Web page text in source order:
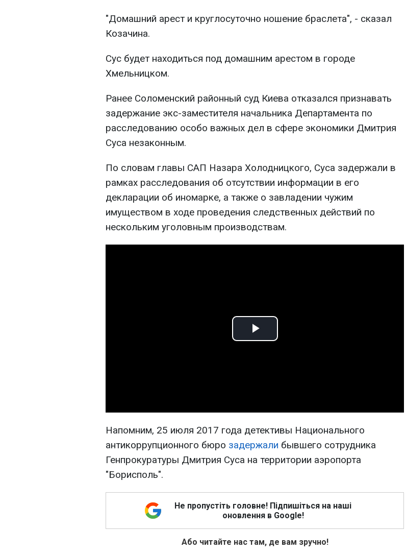
"Домашний арест и круглосуточно ношение браслета", - сказал
Козачина.
Сус будет находиться под домашним арестом в городе
Хмельницком.
Ранее Соломенский районный суд Киева отказался признавать
задержание экс-заместителя начальника Департамента по
расследованию особо важных дел в сфере экономики Дмитрия
Суса незаконным.
По словам главы САП Назара Холодницкого, Суса задержали в
рамках расследования об отсутствии информации в его
декларации об иномарке, а также о завладении чужим
имуществом в ходе проведения следственных действий по
нескольким уголовным производствам.
Play
Напомним, 25 июля 2017 года детективы Национального
антикоррупционного бюро задержали бывшего сотрудника
Генпрокуратуры Дмитрия Суса на территории аэропорта
"Борисполь".
Не пропустіть головне! Підпишіться на наші
оновлення в Google!
Або читайте нас там, де вам зручно!